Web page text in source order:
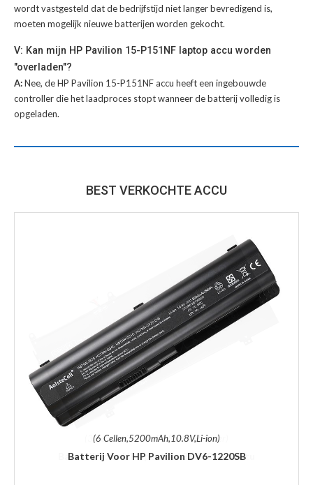
wordt vastgesteld dat de bedrijfstijd niet langer bevredigend is,
moeten mogelijk nieuwe batterijen worden gekocht.
V: Kan mijn HP Pavilion 15-P151NF laptop accu worden
"overladen"?
A:Nee, de HP Pavilion 15-P151NF accu heeft een ingebouwde
controller die het laadproces stopt wanneer de batterij volledig is
opgeladen.
BEST VERKOCHTE ACCU
(6 Cellen,5200mAh,10.8V,Li-ion)
Batterij Voor HP Pavilion DV6-1220SB